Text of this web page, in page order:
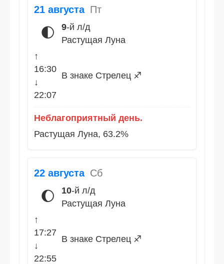
21 августа Пт
🌓 9-й л/д
Растущая Луна
↑
16:30
↓
22:07
В знаке Стрелец ♐
Неблагоприятный день.
Растущая Луна, 63.2%
22 августа Сб
🌔 10-й л/д
Растущая Луна
↑
17:27
↓
22:55
В знаке Стрелец ♐